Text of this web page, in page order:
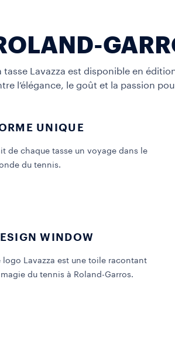
tasse Lavazza est disponible en
l’élégance, le goût et la passion
UNIQUE
de chaque tasse un voyage dans le
du tennis.
WINDOW
logo Lavazza est une toile racontant
magie du tennis à Roland-Garros.